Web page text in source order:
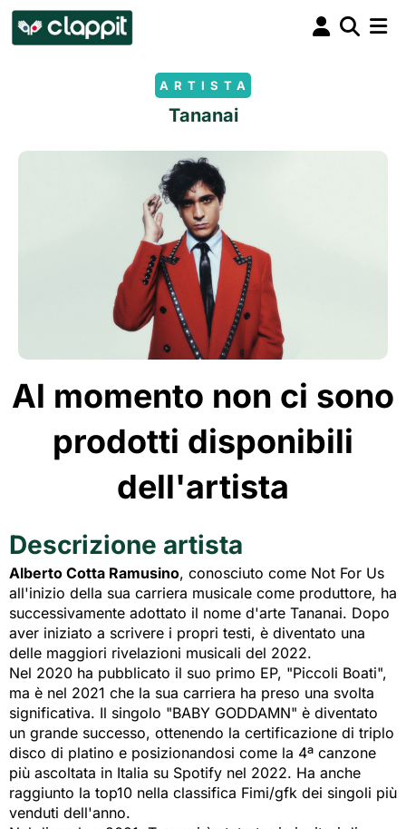
ARTISTA
Tananai
Al momento non ci sono
prodotti disponibili
dell'artista
Descrizione artista
Alberto Cotta Ramusino, conosciuto come Not For Us
all'inizio della sua carriera musicale come produttore, ha
successivamente adottato il nome d'arte Tananai. Dopo
aver iniziato a scrivere i propri testi, è diventato una
delle maggiori rivelazioni musicali del 2022.
Nel 2020 ha pubblicato il suo primo EP, "Piccoli Boati",
ma è nel 2021 che la sua carriera ha preso una svolta
significativa. Il singolo "BABY GODDAMN" è diventato
un grande successo, ottenendo la certificazione di triplo
disco di platino e posizionandosi come la 4ª canzone
più ascoltata in Italia su Spotify nel 2022. Ha anche
raggiunto la top10 nella classifica Fimi/gfk dei singoli più
venduti dell'anno.